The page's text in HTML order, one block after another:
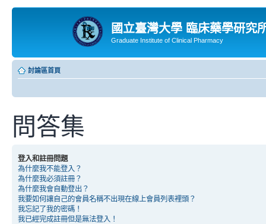
國立臺灣大學 臨床藥學研究
Graduate Institute of Clinical Pharmacy
討論區首頁
問答集
登入和註冊問題
為什麼我不能登入？
為什麼我必須註冊？
為什麼我會自動登出？
我要如何讓自己的會員名稱不出現在線上會員列表裡頭？
我忘記了我的密碼！
我已經完成註冊但是無法登入！